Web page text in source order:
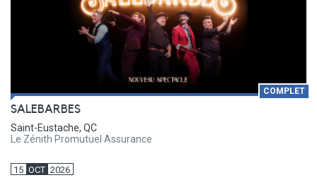
COMPLET
SALEBARBES
Saint-Eustache, QC
Le Zénith Promutuel Assurance
15 OCT 2026